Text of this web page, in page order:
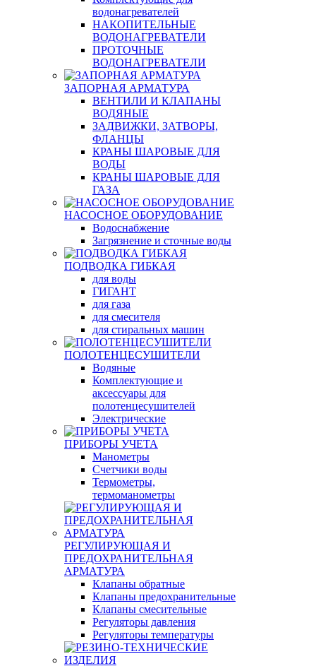
водонагревателей
НАКОПИТЕЛЬНЫЕ
ВОДОНАГРЕВАТЕЛИ
ПРОТОЧНЫЕ
ВОДОНАГРЕВАТЕЛИ
ЗАПОРНАЯ АРМАТУРА
ВЕНТИЛИ И КЛАПАНЫ
ВОДЯНЫЕ
ЗАДВИЖКИ, ЗАТВОРЫ,
ФЛАНЦЫ
КРАНЫ ШАРОВЫЕ ДЛЯ
ВОДЫ
КРАНЫ ШАРОВЫЕ ДЛЯ
ГАЗА
НАСОСНОЕ ОБОРУДОВАНИЕ
Водоснабжение
Загрязнение и сточные воды
ПОДВОДКА ГИБКАЯ
для воды
ГИГАНТ
для газа
для смесителя
для стиральных машин
ПОЛОТЕНЦЕСУШИТЕЛИ
Водяные
Комплектующие и
аксессуары для
полотенцесушителей
Электрические
ПРИБОРЫ УЧЕТА
Манометры
Счетчики воды
Термометры,
термоманометры
РЕГУЛИРУЮЩАЯ И
ПРЕДОХРАНИТЕЛЬНАЯ
АРМАТУРА
Клапаны обратные
Клапаны предохранительные
Клапаны смесительные
Регуляторы давления
Регуляторы температуры